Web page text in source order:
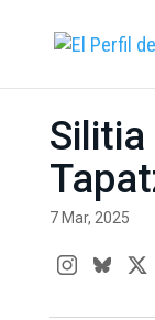
7 Mar, 2025